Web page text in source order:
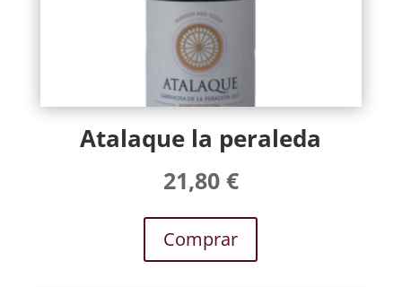
Atalaque la peraleda
21,80 €
Comprar